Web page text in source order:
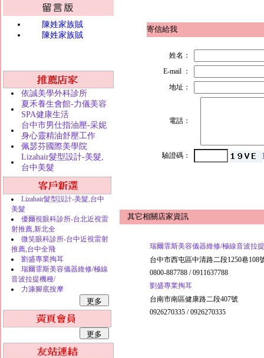
陳姓家族賊
陳姓家族賊
依誠美學外科診所
夏禾養生會館-力儀美容
SPA健康生活
台中市男仕指油壓-采妮
身心靈精油舒壓工作
佩瑟芬國際美學院
Lizahair髮型設計-美髮,
台中美髮
Lizahair髮型設計-美髮,台中
美髮
優爾視眼科診所-台北近視雷
射推薦,新北全
微笑眼科診所-台中近視雷射
推薦,台中全飛
劉盛專業掏耳
瑞爾霏斯美容儀器維修/極線
音波拉提機種/
力漮腳底按摩
寄信給我
姓名：
E-mail ：
地址：
電話：
驗證碼：
其它相關店家資訊
瑞爾霏斯美容儀器維修/極線音波拉
台中市西屯區中清路二段1250巷108
0800-887788 / 0911637788
劉盛專業掏耳
台南市南區健康路二段407號
0926270335 / 0926270335